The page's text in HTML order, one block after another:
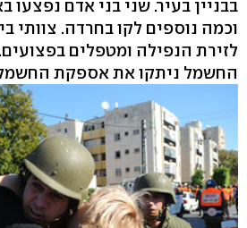
בבניין בעיר. שני בני אדם נפצעו
וכמה נוספים לקו בחרדה. צוותי
לזירת הנפילה ומטפלים
החשמל ניתקו את אספקת החשמל